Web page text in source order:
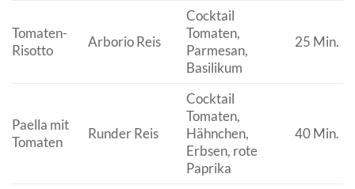
Tomaten-
Risotto
Arborio Reis
Cocktail
Tomaten,
Parmesan,
Basilikum
25 Min.
Paella mit
Tomaten
Runder Reis
Cocktail
Tomaten,
Hähnchen,
Erbsen, rote
Paprika
40 Min.